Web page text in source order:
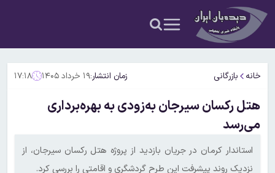
خانه بازرگانی زمان انتشار:۱۹ خرداد ۱۴۰۵ ۱۷:۱۸
هتل رکسان سیرجان به‌زودی به بهره‌برداری
می‌رسد
استاندار کرمان در جریان بازدید از پروژه هتل رکسان سیرجان، از
نزدیک روند پیشرفت این طرح گردشگری و اقامتی را بررسی کرد.